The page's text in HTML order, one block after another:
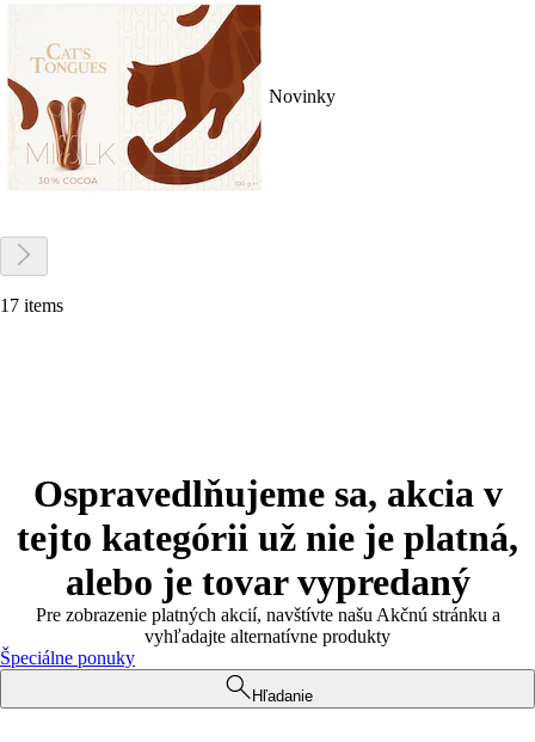
Novinky
17 items
Ospravedlňujeme sa, akcia v
tejto kategórii už nie je platná,
alebo je tovar vypredaný
Pre zobrazenie platných akcií, navštívte našu Akčnú stránku a
vyhľadajte alternatívne produkty
Špeciálne ponuky
Hľadanie